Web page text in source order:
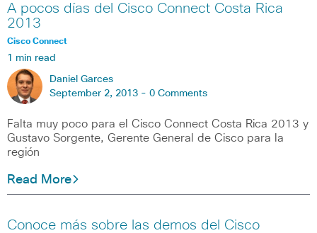
A pocos días del Cisco Connect Costa Rica
2013
Cisco Connect
1 min read
Daniel Garces
September 2, 2013 - 0 Comments
Falta muy poco para el Cisco Connect Costa Rica 2013 y
Gustavo Sorgente, Gerente General de Cisco para la
región
Read More
Conoce más sobre las demos del Cisco